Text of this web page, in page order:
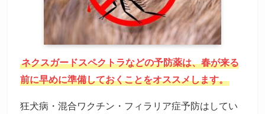
ネクスガードスペクトラなどの予防薬は、春が来る
前に早めに準備しておくことをオススメします。
狂犬病・混合ワクチン・フィラリア症予防はしてい